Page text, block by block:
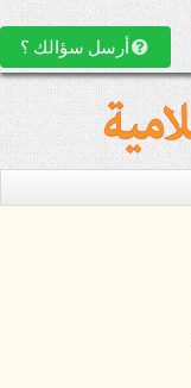
أرسل سؤالك ؟